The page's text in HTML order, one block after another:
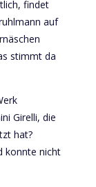
findet
auf
stimmt da
Girelli, die
hat?
konnte nicht